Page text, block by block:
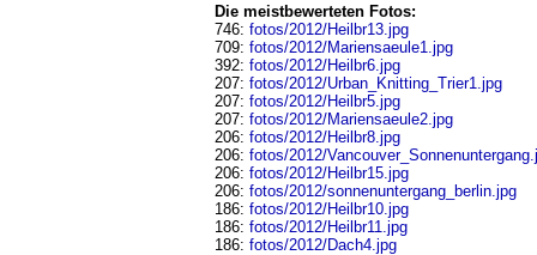
Die meistbewerteten Fotos:
746:fotos/2012/Heilbr13.jpg
709:fotos/2012/Mariensaeule1.jpg
392:fotos/2012/Heilbr6.jpg
207:fotos/2012/Urban_Knitting_Trier1.jpg
207:fotos/2012/Heilbr5.jpg
207:fotos/2012/Mariensaeule2.jpg
206:fotos/2012/Heilbr8.jpg
206:fotos/2012/
206:fotos/2012/Heilbr15.jpg
206:fotos/2012/sonnenuntergang_berlin.jpg
186:fotos/2012/Heilbr10.jpg
186:fotos/2012/Heilbr11.jpg
186:fotos/2012/Dach4.jpg